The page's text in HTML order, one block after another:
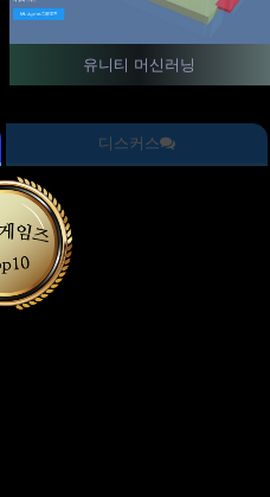
유니티 머신러닝
디스커스